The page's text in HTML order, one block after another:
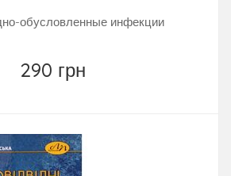
обусловленные инфекции
290 грн